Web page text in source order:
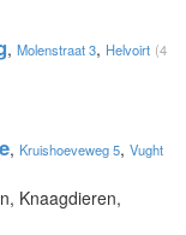
, Molenstraat 3, Helvoirt (4
, Kruishoeveweg 5, Vught
Knaagdieren,